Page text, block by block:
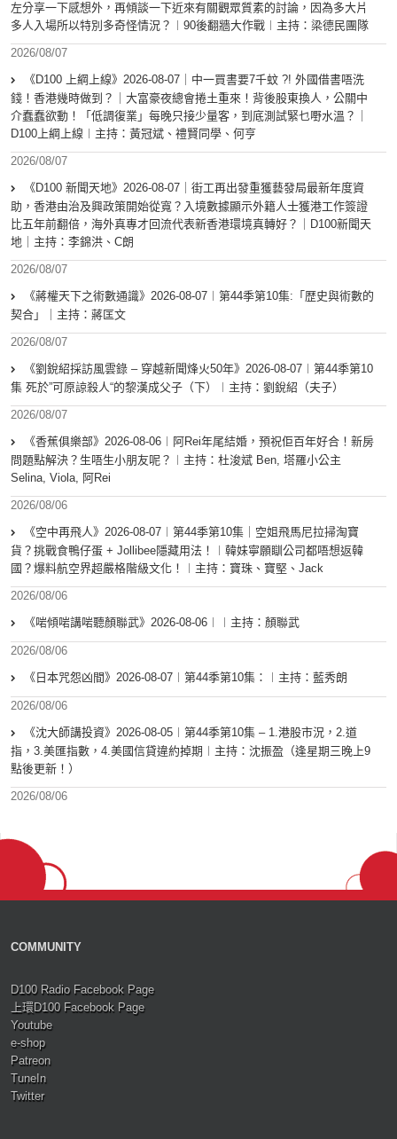
左分享一下感想外，再傾談一下近來有關觀眾質素的討論，因為多大片
多人入場所以特別多奇怪情況？︱90後翻牆大作戰︱主持：梁德民團隊
2026/08/07
《D100 上綱上線》2026-08-07｜中一買書要7千蚊 ?! 外國借書唔洗
錢！香港幾時做到？｜大富豪夜總會捲土重來！背後股東換人，公關中
介蠢蠢欲動！「低調復業」每晚只接少量客，到底測試緊乜嘢水溫？｜
D100上綱上線︱主持：黃冠斌、禮賢同學、何亨
2026/08/07
《D100 新聞天地》2026-08-07｜街工再出發重獲藝發局最新年度資
助，香港由治及興政策開始從寬？入境數據顯示外籍人士獲港工作簽證
比五年前翻倍，海外真專才回流代表新香港環境真轉好？｜D100新聞天
地｜主持：李錦洪、C朗
2026/08/07
《蔣權天下之術數通識》2026-08-07︱第44季第10集:「歴史與術數的
契合」｜主持：蔣匡文
2026/08/07
《劉銳紹採訪風雲錄 – 穿越新聞烽火50年》2026-08-07︱第44季第10
集 死於”可原諒殺人“的黎漢成父子（下）︱主持：劉銳紹（夫子）
2026/08/07
《香蕉俱樂部》2026-08-06︱阿Rei年尾結婚，預祝佢百年好合！新房
問題點解決？生唔生小朋友呢？︱主持：杜浚斌 Ben, 塔羅小公主
Selina, Viola, 阿Rei
2026/08/06
《空中再飛人》2026-08-07︱第44季第10集｜空姐飛馬尼拉掃淘寶
貨？挑戰食鴨仔蛋 + Jollibee隱藏用法！︱韓妹寧願瞓公司都唔想返韓
國？爆料航空界超嚴格階級文化！︱主持：寶珠、寶堅、Jack
2026/08/06
《啱傾啱講啱聽顏聯武》2026-08-06︱︱主持：顏聯武
2026/08/06
《日本咒怨凶間》2026-08-07︱第44季第10集：︱主持：藍秀朗
2026/08/06
《沈大師講投資》2026-08-05︱第44季第10集 – 1.港股市況，2.道
指，3.美匯指數，4.美國信貸違約掉期︱主持：沈振盈（逢星期三晚上9
點後更新！）
2026/08/06
COMMUNITY
D100 Radio Facebook Page
上環D100 Facebook Page
Youtube
e-shop
Patreon
TuneIn
Twitter